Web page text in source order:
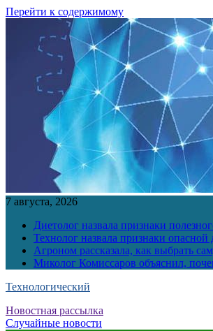
Перейти к содержимому
7 августа, 2026
Диетолог назвала признаки
Технолог назвала признаки опасной
Агроном рассказала, как выбрать
Миколог Комиссаров объяснил,
Технологический
Новостная рассылка
Случайные новости